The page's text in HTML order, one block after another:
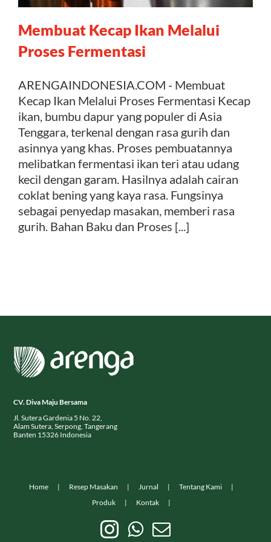
Kontak
Membuat Kecap Ikan Melalui
Proses Fermentasi
ARENGAINDONESIA.COM - Membuat
Kecap Ikan Melalui Proses Fermentasi Kecap
ikan, bumbu dapur yang populer di Asia
Tenggara, terkenal dengan rasa gurih dan
asinnya yang khas. Proses pembuatannya
melibatkan fermentasi ikan teri atau udang
kecil dengan garam. Hasilnya adalah cairan
coklat bening yang kaya rasa. Fungsinya
sebagai penyedap masakan, memberi rasa
gurih. Bahan Baku dan Proses [...]
CV. Diva Maju Bersama
Jl. Sutera Gardenia 5 No. 22,
Alam Sutera, Serpong, Tangerang
Banten 15326 Indonesia
Home Resep Masakan Jurnal
Tentang Kami
Produk
Kontak